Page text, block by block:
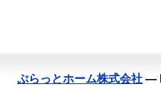
ぷらっとホーム株式会社 —